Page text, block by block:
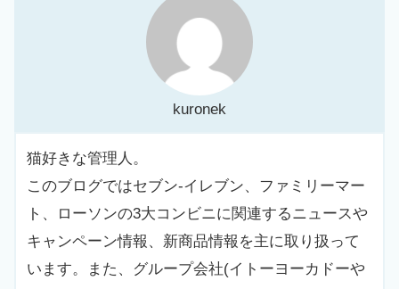
kuronek
猫好きな管理人。
このブログではセブン-イレブン、ファミリーマー
ト、ローソンの3大コンビニに関連するニュースや
キャンペーン情報、新商品情報を主に取り扱って
います。また、グループ会社(イトーヨーカドーや